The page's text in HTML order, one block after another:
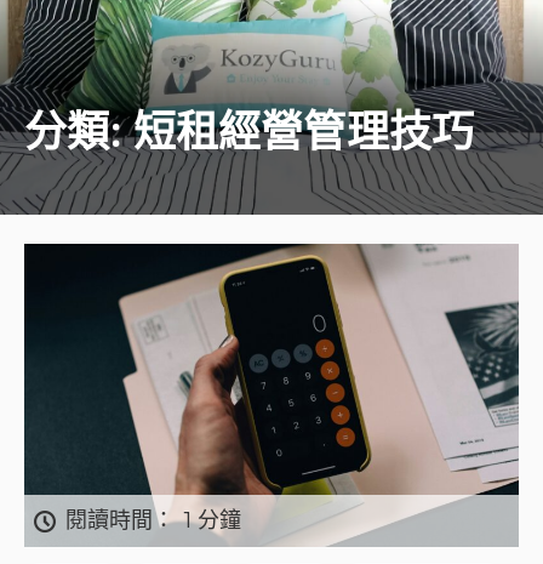
分類:短租經營管理技巧
閱讀時間： 1 分鐘